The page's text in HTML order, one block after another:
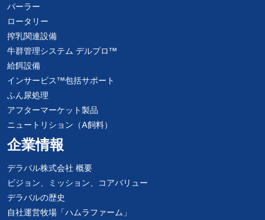
パーラー
ロータリー
搾乳関連設備
牛群管理システム デルプロ™
給餌設備
インサービス™包括サポート
ふん尿処理
アフターマーケット製品
ニュートリション（A飼料）
企業情報
デラバル株式会社 概要
ビジョン、ミッション、コアバリュー
デラバルの歴史
自社運営牧場「ハムラファーム」